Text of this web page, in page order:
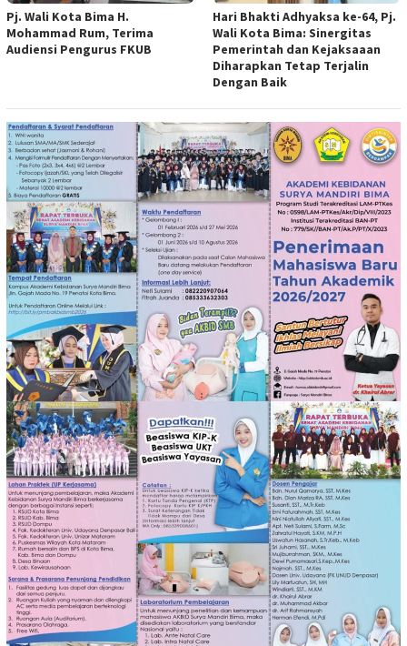
Pj. Wali Kota Bima H.
Mohammad Rum, Terima
Audiensi Pengurus FKUB
Hari Bhakti Adhyaksa ke-64, Pj.
Wali Kota Bima: Sinergitas
Pemerintah dan Kejaksaaan
Diharapkan Tetap Terjalin
Dengan Baik